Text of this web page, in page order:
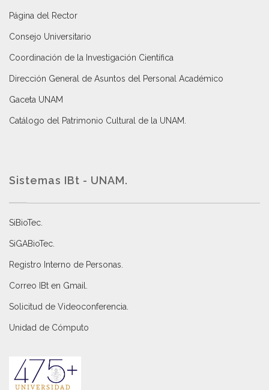
Página del Rector
Consejo Universitario
Coordinación de la Investigación Científica
Dirección General de Asuntos del Personal Académico
Gaceta UNAM
Catálogo del Patrimonio Cultural de la UNAM.
Sistemas IBt - UNAM.
SiBioTec
SiGABioTec.
Registro Interno de Personas
Correo IBt en Gmail
Solicitud de Videoconferencia.
Unidad de Cómputo